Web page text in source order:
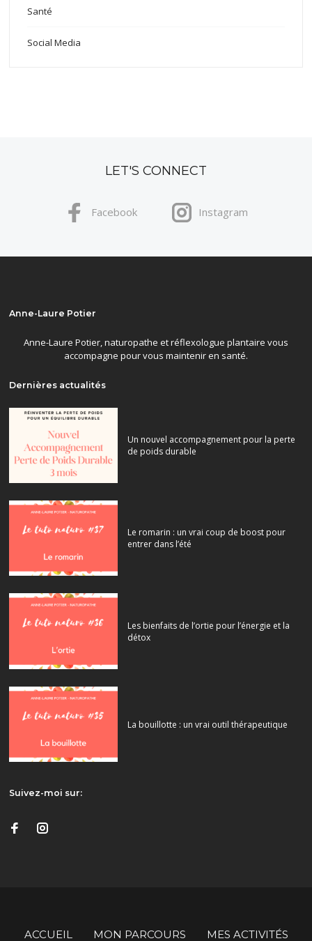
Santé
Social Media
LET'S CONNECT
Facebook Instagram
Anne-Laure Potier
Anne-Laure Potier, naturopathe et réflexologue plantaire vous
accompagne pour vous maintenir en santé.
Dernières actualités
Un nouvel accompagnement pour la perte
de poids durable
Le romarin : un vrai coup de boost pour
entrer dans l’été
Les bienfaits de l’ortie pour l’énergie et la
détox
La bouillotte : un vrai outil thérapeutique
Suivez-moi sur:
ACCUEIL MON PARCOURS MES ACTIVITÉS